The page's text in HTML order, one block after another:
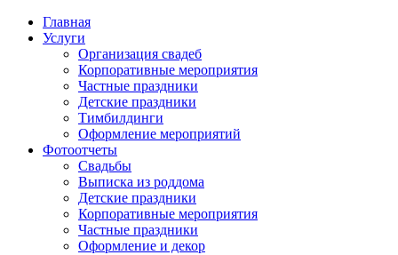
Главная
Услуги
Организация свадеб
Корпоративные мероприятия
Частные праздники
Детские праздники
Тимбилдинги
Оформление мероприятий
Фотоотчеты
Cвадьбы
Выписка из роддома
Детские праздники
Корпоративные мероприятия
Частные праздники
Оформление и декор